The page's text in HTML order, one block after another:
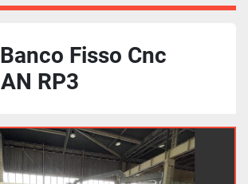
Fisso Cnc
RP3